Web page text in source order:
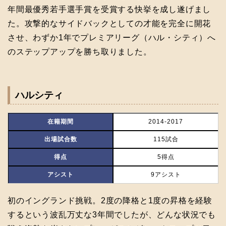
年間最優秀若手選手賞を受賞する快挙を成し遂げまし
た。攻撃的なサイドバックとしての才能を完全に開花
させ、わずか1年でプレミアリーグ（ハル・シティ）へ
のステップアップを勝ち取りました。
ハルシティ
在籍期間 2014-2017
出場試合数 115試合
得点 5得点
アシスト 9アシスト
初のイングランド挑戦。2度の降格と1度の昇格を経験
するという波乱万丈な3年間でしたが、どんな状況でも